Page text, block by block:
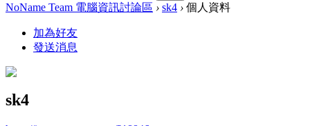
NoName Team 電腦資訊討論區 › sk4 › 個人資料
加為好友
發送消息
sk4